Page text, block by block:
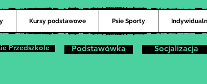
Kursy podstawowe Psie Sporty
Przedszkole Podstawówka Socjalizacja